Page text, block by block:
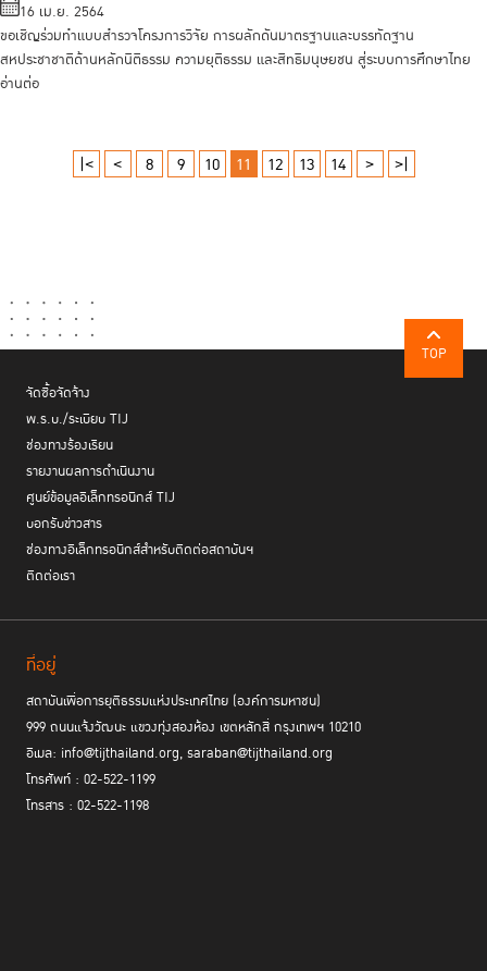
16 เม.ย. 2564
ขอเชิญร่วมทำแบบสำรวจโครงการวิจัย การผลักดันมาตรฐานและบรรทัดฐาน
สหประชาชาติด้านหลักนิติธรรม ความยุติธรรม และสิทธิมนุษยชน สู่ระบบการศึกษาไทย
อ่านต่อ
|< < 8 9 10 11 12 13 14 > >|
TOP
จัดซื้อจัดจ้าง
พ.ร.บ./ระเบียบ TIJ
ช่องทางร้องเรียน
รายงานผลการดำเนินงาน
ศูนย์ข้อมูลอิเล็กทรอนิกส์ TIJ
บอกรับข่าวสาร
ช่องทางอิเล็กทรอนิกส์สำหรับติดต่อสถาบันฯ
ติดต่อเรา
ที่อยู่
สถาบันเพื่อการยุติธรรมแห่งประเทศไทย (องค์การมหาชน)
999 ถนนแจ้งวัฒนะ แขวงทุ่งสองห้อง เขตหลักสี่ กรุงเทพฯ 10210
อีเมล: info@tijthailand.org, saraban@tijthailand.org
โทรศัพท์ : 02-522-1199
โทรสาร : 02-522-1198